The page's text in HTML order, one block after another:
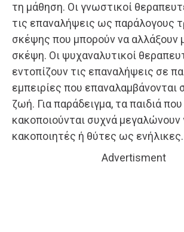
τη μάθηση. Οι γνωστικοί
τις επαναλήψεις ως παράλογους
σκέψης που μπορούν να αλλάξουν
σκέψη. Οι ψυχαναλυτικοί
εντοπίζουν τις επαναλήψεις σε
εμπειρίες που επαναλαμβάνονται
ζωή. Για παράδειγμα, τα παιδιά που
κακοποιούνται συχνά μεγαλώνουν
κακοποιητές ή θύτες ως ενήλικες.
Advertisment